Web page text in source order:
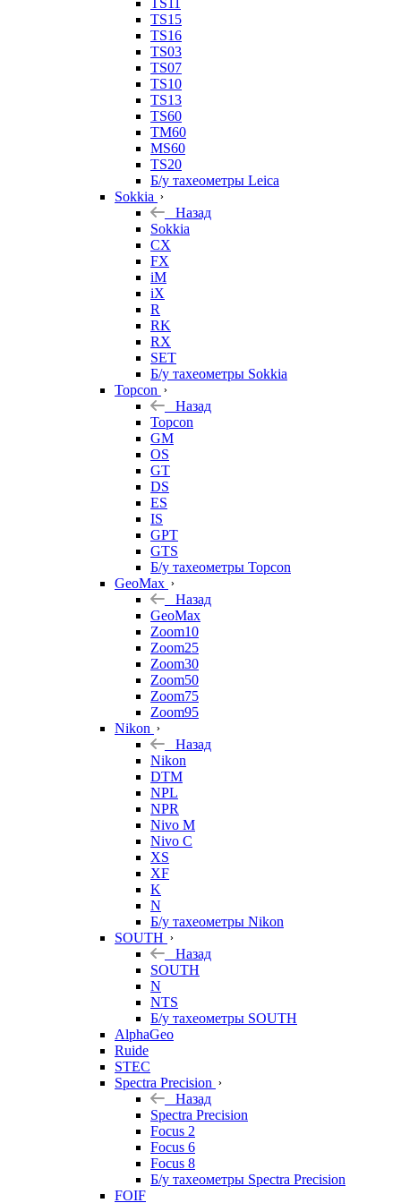
TS11
TS15
TS16
TS03
TS07
TS10
TS13
TS60
TM60
MS60
TS20
Б/у тахеометры Leica
Sokkia
Назад
Sokkia
CX
FX
iM
iX
R
RK
RX
SET
Б/у тахеометры Sokkia
Topcon
Назад
Topcon
GM
OS
GT
DS
ES
IS
GPT
GTS
Б/у тахеометры Topcon
GeoMax
Назад
GeoMax
Zoom10
Zoom25
Zoom30
Zoom50
Zoom75
Zoom95
Nikon
Назад
Nikon
DTM
NPL
NPR
Nivo M
Nivo C
XS
XF
K
N
Б/у тахеометры Nikon
SOUTH
Назад
SOUTH
N
NTS
Б/у тахеометры SOUTH
AlphaGeo
Ruide
STEC
Spectra Precision
Назад
Spectra Precision
Focus 2
Focus 6
Focus 8
Б/у тахеометры Spectra Precision
FOIF